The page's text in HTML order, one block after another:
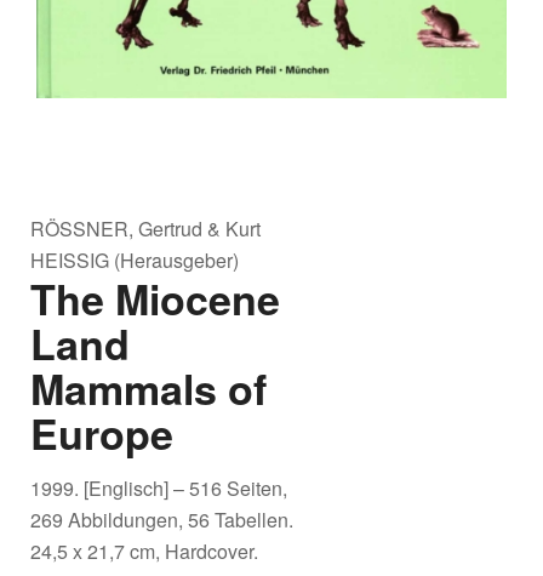
RÖSSNER, Gertrud & Kurt
HEISSIG (Herausgeber)
The Miocene
Land
Mammals of
Europe
1999. [Englisch] – 516 Seiten,
269 Abbildungen, 56 Tabellen.
24,5 x 21,7 cm, Hardcover.